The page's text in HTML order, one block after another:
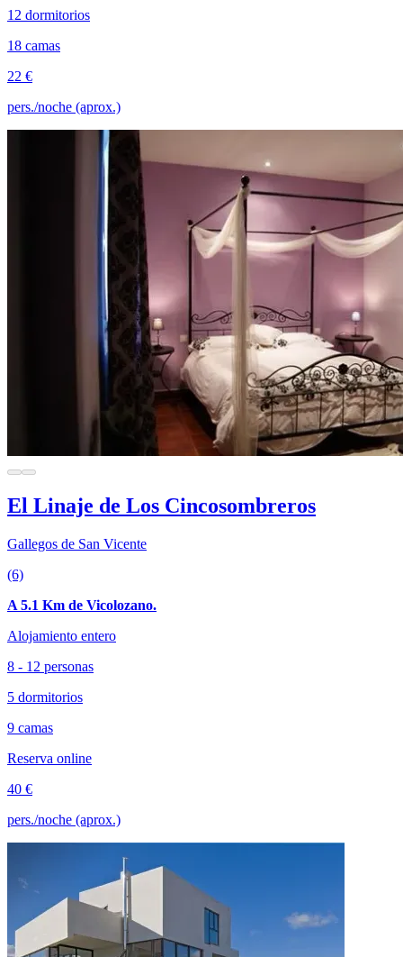
12 dormitorios
18 camas
22 €
pers./noche (aprox.)
El Linaje de Los Cincosombreros
Gallegos de San Vicente
(6)
A 5.1 Km de Vicolozano.
Alojamiento entero
8 - 12 personas
5 dormitorios
9 camas
Reserva online
40 €
pers./noche (aprox.)